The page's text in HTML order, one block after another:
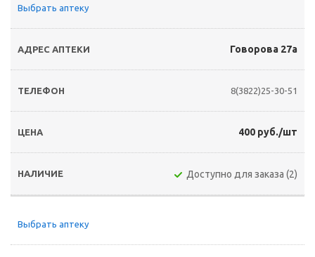
Выбрать аптеку
Говорова 27а
8(3822)25-30-51
400 руб./шт
Доступно для заказа (2)
Выбрать аптеку